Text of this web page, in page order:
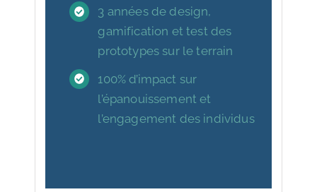
3 années de design,
gamification et test des
prototypes sur le terrain
100% d’impact sur
l’épanouissement et
l’engagement des individus